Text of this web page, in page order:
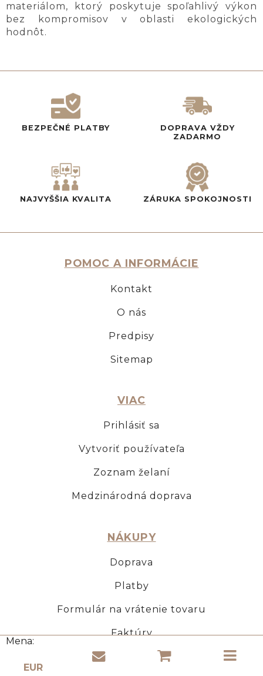
Mena:
materiálom, ktorý poskytuje spoľahlivý výkon
bez kompromisov v oblasti ekologických
hodnôt.
BEZPEČNÉ PLATBY
DOPRAVA VŽDY
ZADARMO
NAJVYŠŠIA KVALITA ZÁRUKA SPOKOJNOSTI
POMOC A INFORMÁCIE
Kontakt
O nás
Predpisy
Sitemap
VIAC
Prihlásiť sa
Vytvoriť používateľa
Zoznam želaní
Medzinárodná doprava
NÁKUPY
Doprava
Platby
Formulár na vrátenie tovaru
Faktúry